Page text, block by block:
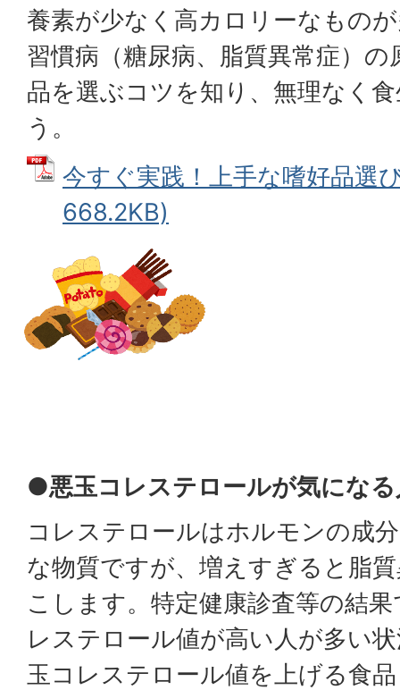
養素が少なく高カロリーなもの
習慣病（糖尿病、脂質異常症）
品を選ぶコツを知り、無理なく
う。
今すぐ実践！上手な嗜好品選
668.2KB)
●悪玉コレステロールが気にな
コレステロールはホルモンの成
な物質ですが、増えすぎると脂
こします。特定健康診査等の結
レステロール値が高い人が多い
玉コレステロール値を上げる食